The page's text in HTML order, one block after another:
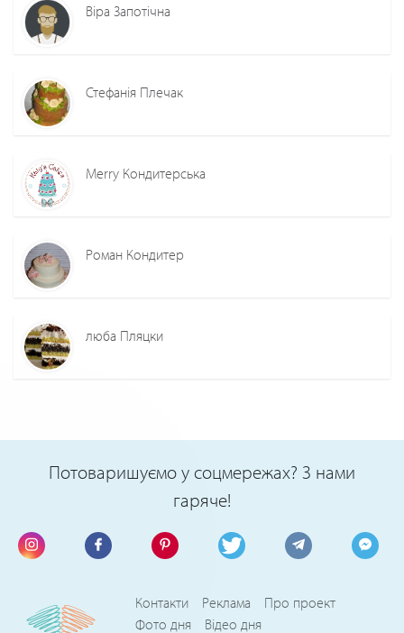
Віра Запотічна
Стефанія Плечак
Merry Кондитерська
Роман Кондитер
люба Пляцки
Потоваришуємо у соцмережах? З нами
гаряче!
Контакти Реклама
Про проект
Фото дня
Відео дня